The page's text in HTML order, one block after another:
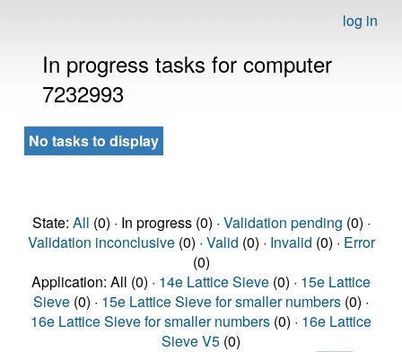
log in
In progress tasks for computer
7232993
No tasks to display
State: All (0) · In progress (0) · Validation pending (0) ·
Validation inconclusive(0) · Valid (0) · Invalid (0) · Error
(0)
Application: All (0) · 14e Lattice Sieve (0) · 15e Lattice
Sieve (0) · 15e Lattice Sieve for smaller numbers (0) ·
16e Lattice Sieve for smaller numbers (0) · 16e Lattice
Sieve V5 (0)